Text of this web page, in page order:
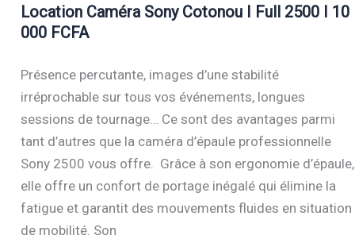
Location Caméra Sony Cotonou I Full 2500 I 10
000 FCFA
Présence percutante, images d’une stabilité
irréprochable sur tous vos événements, longues
sessions de tournage… Ce sont des avantages parmi
tant d’autres que la caméra d’épaule professionnelle
Sony 2500 vous offre. Grâce à son ergonomie d’épaule,
elle offre un confort de portage inégalé qui élimine la
fatigue et garantit des mouvements fluides en situation
de mobilité. Son